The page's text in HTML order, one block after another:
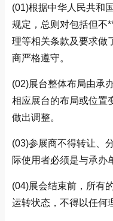
(01)根据中华人民共和
规定，总则对包括但不
理等相关条款及要求做
商严格遵守。
(02)展台整体布局由承
相应展台的布局或位置
做出调整。
(03)参展商不得转让、
际使用者必须是与承办
(04)展会结束前，所有
运转状态，不得以任何